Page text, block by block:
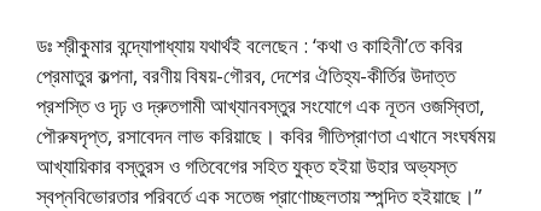
ডঃ শ্রীকুমার বন্দ্যোপাধ্যায় যথার্থই বলেছেন : ‘কথা ও কাহিনী’তে কবির
প্রেমাতুর কল্পনা, বরণীয় বিষয়-গৌরব, দেশের ঐতিহ্য-কীর্তির উদাত্ত
প্রশস্তি ও দৃঢ় ও দ্রুতগামী আখ্যানবস্তুর সংযোগে এক নূতন ওজস্বিতা,
পৌরুষদৃপ্ত, রসাবেদন লাভ করিয়াছে। কবির গীতিপ্রাণতা এখানে সংঘর্ষময়
আখ্যায়িকার বস্তুরস ও গতিবেগের সহিত যুক্ত হইয়া উহার অভ্যস্ত
স্বপ্নবিভোরতার পরিবর্তে এক সতেজ প্রাণোচ্ছলতায় স্পন্দিত হইয়াছে।”